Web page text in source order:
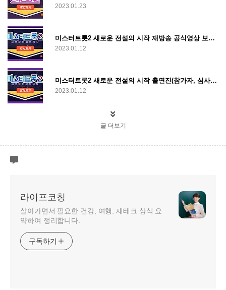
2023.01.23
미스터트롯2 새로운 전설의 시작 재방송 공식영상 보러가기
2023.01.12
미스터트롯2 새로운 전설의 시작 출연진(참가자, 심사위원) 방송시간 시청률 순위 정보 영상 보러가기
2023.01.12
글 더보기
라이프코칭
살아가면서 필요한 건강, 여행, 재테크 상식 요
약하여 정리합니다.
구독하기